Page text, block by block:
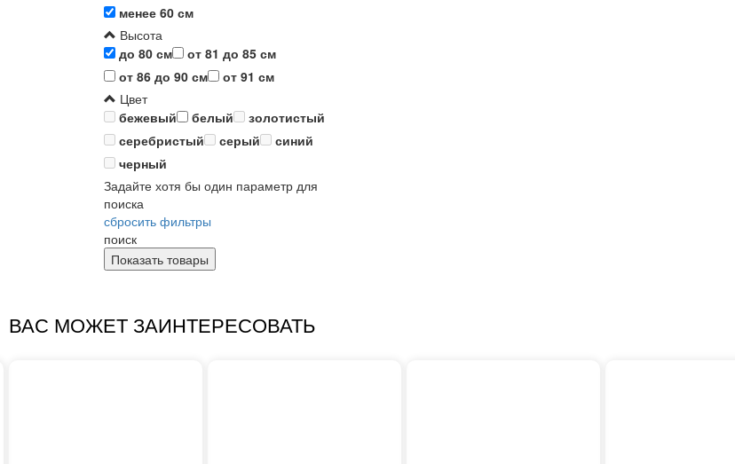
менее 60 см
Высота
до 80 см
от 81 до 85 см
от 86 до 90 см
от 91 см
Цвет
бежевый
белый
золотистый
серебристый
серый
синий
черный
Задайте хотя бы один параметр для
поиска
сбросить фильтры
поиск
ВАС МОЖЕТ ЗАИНТЕРЕСОВАТЬ